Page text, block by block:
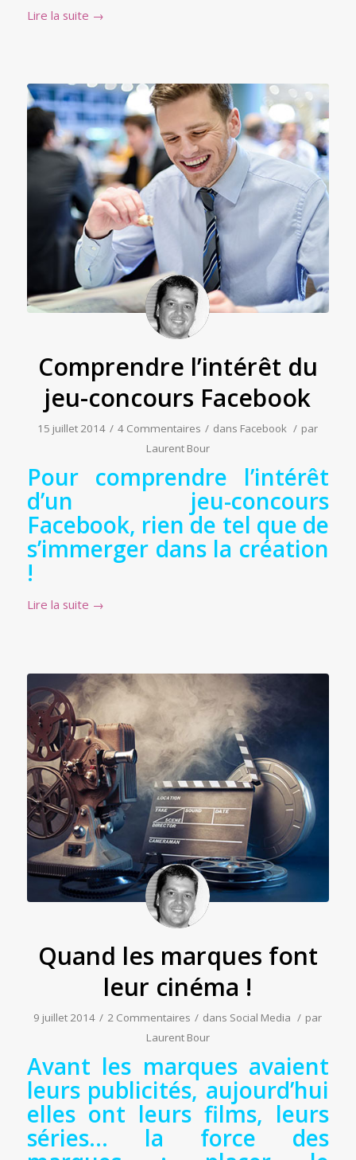
Lire la suite →
Comprendre l’intérêt du
jeu-concours Facebook
15 juillet 2014 / 4 Commentaires / dans Facebook / par
Laurent Bour
Pour comprendre l’intérêt
d’un jeu-concours
Facebook, rien de tel que de
s’immerger dans la création
!
Lire la suite →
Quand les marques font
leur cinéma !
9 juillet 2014 / 2 Commentaires / dans Social Media / par
Laurent Bour
Avant les marques avaient
leurs publicités, aujourd’hui
elles ont leurs films, leurs
séries… la force des